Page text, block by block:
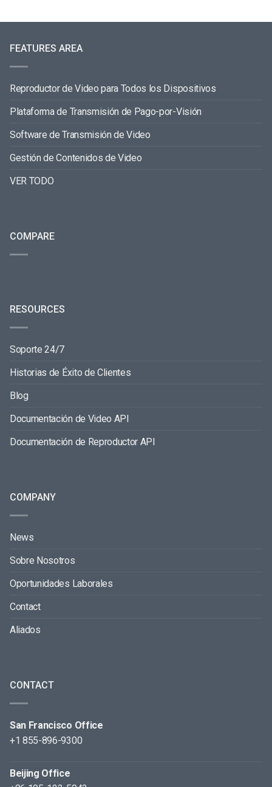
FEATURES AREA
Reproductor de Video para Todos los Dispositivos
Plataforma de Transmisión de Pago-por-Visión
Software de Transmisión de Video
Gestión de Contenidos de Video
VER TODO
COMPARE
RESOURCES
Soporte 24/7
Historias de Éxito de Clientes
Blog
Documentación de Video API
Documentación de Reproductor API
COMPANY
News
Sobre Nosotros
Oportunidades Laborales
Contact
Aliados
CONTACT
San Francisco Office
+1 855-896-9300
Beijing Office